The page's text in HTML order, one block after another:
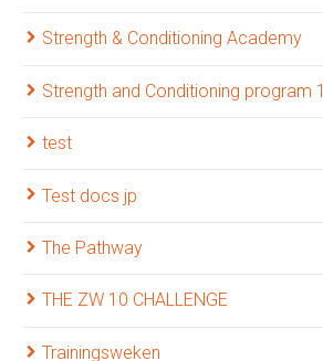
Strength & Conditioning Academy
Strength and Conditioning program
test
Test docs jp
The Pathway
THE ZW 10 CHALLENGE
Trainingsweken